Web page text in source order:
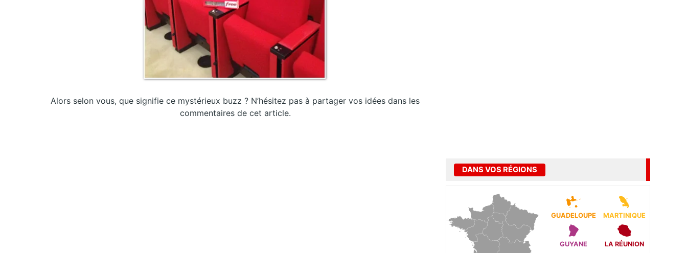
Alors selon vous, que signifie ce mystérieux buzz ? N’hésitez pas à partager vos idées dans les
commentaires de cet article.
DANS VOS RÉGIONS
GUADELOUPE MARTINIQUE
GUYANE LA RÉUNION